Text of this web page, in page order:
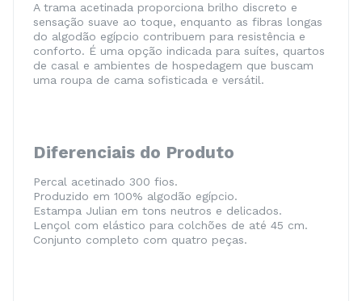
A trama acetinada proporciona brilho discreto e
sensação suave ao toque, enquanto as fibras longas
do algodão egípcio contribuem para resistência e
conforto. É uma opção indicada para suítes, quartos
de casal e ambientes de hospedagem que buscam
uma roupa de cama sofisticada e versátil.
Diferenciais do Produto
Percal acetinado 300 fios.
Produzido em 100% algodão egípcio.
Estampa Julian em tons neutros e delicados.
Lençol com elástico para colchões de até 45 cm.
Conjunto completo com quatro peças.